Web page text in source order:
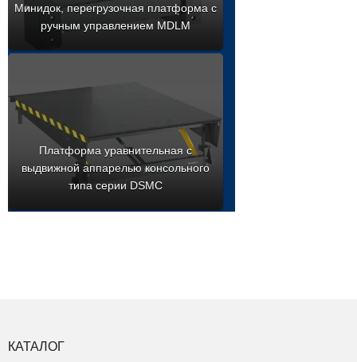
Минидок, перегрузочная платформа с
ручным управлением MDLM
Платформа уравнительная с
выдвижной аппарелью консольного
типа серии DSMC
КАТАЛОГ